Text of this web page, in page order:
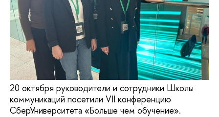
20 октября руководители и сотрудники Школы
коммуникаций посетили VII конференцию
СберУниверситета «Больше чем обучение».